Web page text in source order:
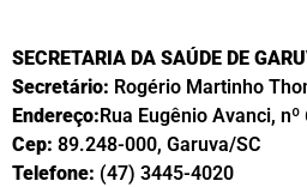
SECRETARIA DA SAÚDE DE
Secretário: Rogério Martinho
Endereço: Rua Eugênio Avanci,
Cep: 89.248-000, Garuva/SC
Telefone: (47) 3445-4020